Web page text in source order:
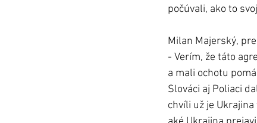
počúvali, ako to
Milan Majerský,
- Verím, že táto
a mali ochotu
Slováci aj Poliaci
chvíli už je